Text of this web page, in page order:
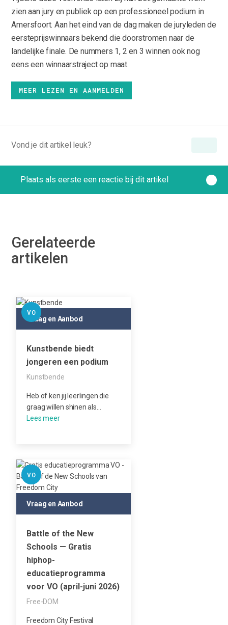
zien aan jury en publiek op een professioneel podium in
Amersfoort. Aan het eind van de dag maken de juryleden de
eersteprijswinnaars bekend die doorstromen naar de
landelijke finale. De nummers 1, 2 en 3 winnen ook nog
eens een winnaarstraject op maat.
MEER LEZEN EN AANMELDEN
Vond je dit artikel leuk?
Plaats als eerste een reactie bij dit artikel
Gerelateerde
artikelen
VO
Vraag en Aanbod
Kunstbende biedt
jongeren een podium
Kunstbende
Heb of ken jij leerlingen die
graag willen shinen als…
VO
Vraag en Aanbod
Battle of the New
Schools — Gratis
hiphop-
educatieprogramma
voor VO (april-juni 2026)
Free-DOM
Freedom City Festival